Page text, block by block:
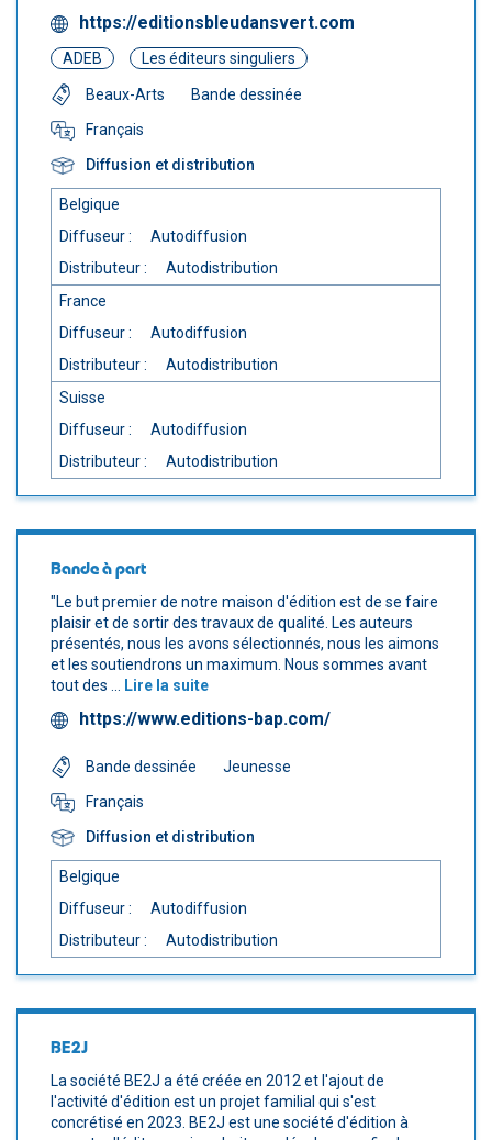
https://editionsbleudansvert.com
ADEB Les éditeurs singuliers
Beaux-Arts
Bande dessinée
Français
Diffusion et distribution
Belgique
Diffuseur :
Autodiffusion
Distributeur :
Autodistribution
France
Diffuseur :
Autodiffusion
Distributeur :
Autodistribution
Suisse
Diffuseur :
Autodiffusion
Distributeur :
Autodistribution
Bande à part
"Le but premier de notre maison d'édition est de se faire
plaisir et de sortir des travaux de qualité. Les auteurs
présentés, nous les avons sélectionnés, nous les aimons
et les soutiendrons un maximum. Nous sommes avant
tout des ... Lire la suite
https://www.editions-bap.com/
Bande dessinée
Jeunesse
Français
Diffusion et distribution
Belgique
Diffuseur :
Autodiffusion
Distributeur :
Autodistribution
BE2J
La société BE2J a été créée en 2012 et l'ajout de
l'activité d'édition est un projet familial qui s'est
concrétisé en 2023. BE2J est une société d'édition à